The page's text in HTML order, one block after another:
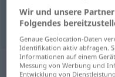
pysyä , pitäytyä jssk
Wir und unsere
Folgendes
Genaue Geolocation-Daten
Identifikation aktiv abfragen.
Informationen auf einem
Messung von Werbung und
Entwicklung von